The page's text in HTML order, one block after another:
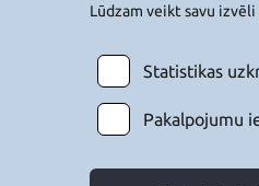
Lūdzam veikt savu
Statistikas
Pakalpojumu